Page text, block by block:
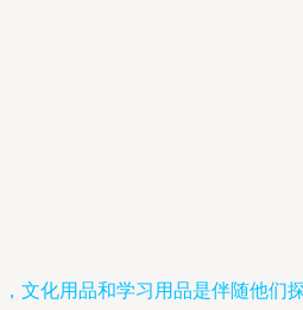
文化用品和学习用品是伴随他们